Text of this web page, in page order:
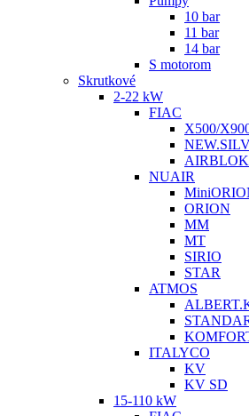
10 bar
11 bar
14 bar
S motorom
Skrutkové
2-22 kW
FIAC
X500/
AIRBLOK
NUAIR
ORION
MM
MT
SIRIO
STAR
ATMOS
ITALYCO
KV
KV SD
15-110 kW